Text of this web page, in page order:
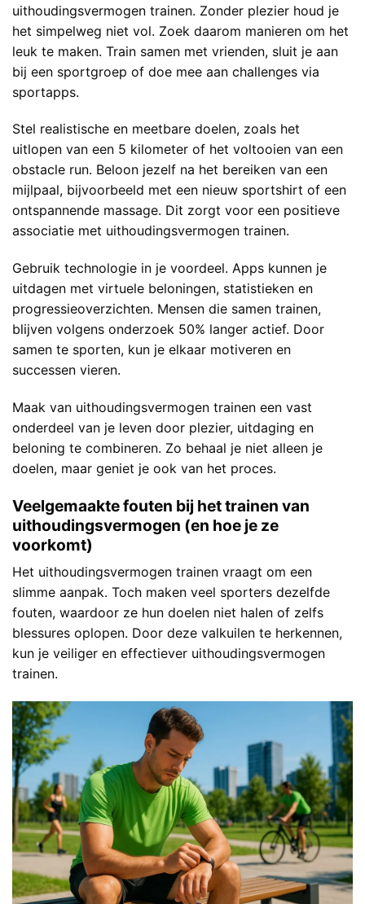
uithoudingsvermogen trainen. Zonder plezier houd je
het simpelweg niet vol. Zoek daarom manieren om het
leuk te maken. Train samen met vrienden, sluit je aan
bij een sportgroep of doe mee aan challenges via
sportapps.
Stel realistische en meetbare doelen, zoals het
uitlopen van een 5 kilometer of het voltooien van een
obstacle run. Beloon jezelf na het bereiken van een
mijlpaal, bijvoorbeeld met een nieuw sportshirt of een
ontspannende massage. Dit zorgt voor een positieve
associatie met uithoudingsvermogen trainen.
Gebruik technologie in je voordeel. Apps kunnen je
uitdagen met virtuele beloningen, statistieken en
progressieoverzichten. Mensen die samen trainen,
blijven volgens onderzoek 50% langer actief. Door
samen te sporten, kun je elkaar motiveren en
successen vieren.
Maak van uithoudingsvermogen trainen een vast
onderdeel van je leven door plezier, uitdaging en
beloning te combineren. Zo behaal je niet alleen je
doelen, maar geniet je ook van het proces.
Veelgemaakte fouten bij het trainen van
uithoudingsvermogen (en hoe je ze
voorkomt)
Het uithoudingsvermogen trainen vraagt om een
slimme aanpak. Toch maken veel sporters dezelfde
fouten, waardoor ze hun doelen niet halen of zelfs
blessures oplopen. Door deze valkuilen te herkennen,
kun je veiliger en effectiever uithoudingsvermogen
trainen.